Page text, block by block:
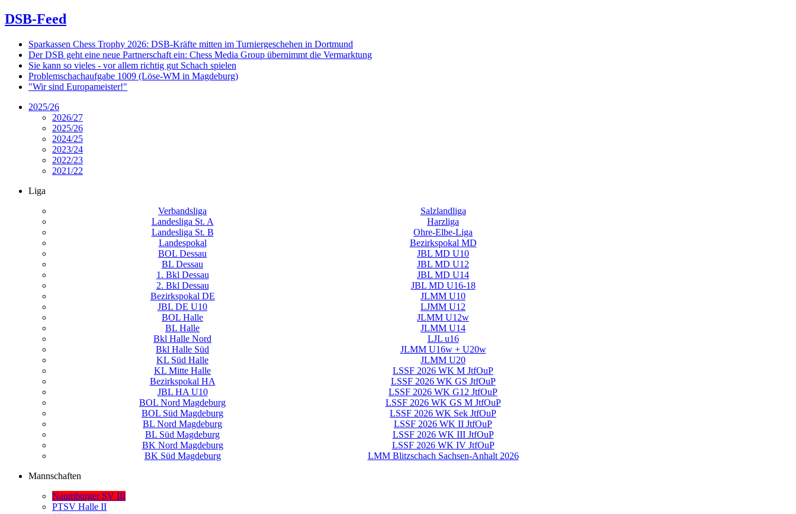
DSB-Feed
Sparkassen Chess Trophy 2026: DSB-Kräfte mitten im Turniergeschehen in Dortmund
Der DSB geht eine neue Partnerschaft ein: Chess Media Group übernimmt die Vermarktung
Sie kann so vieles - vor allem richtig gut Schach spielen
Problemschachaufgabe 1009 (Löse-WM in Magdeburg)
"Wir sind Europameister!"
2025/26
2026/27
2025/26
2024/25
2023/24
2022/23
2021/22
Liga
Verbandsliga
Salzlandliga
Landesliga St. A
Harzliga
Landesliga St. B
Ohre-Elbe-Liga
Landespokal
Bezirkspokal MD
BOL Dessau
JBL MD U10
BL Dessau
JBL MD U12
1. Bkl Dessau
JBL MD U14
2. Bkl Dessau
JBL MD U16-18
Bezirkspokal DE
JLMM U10
JBL DE U10
LJMM U12
BOL Halle
JLMM U12w
BL Halle
JLMM U14
Bkl Halle Nord
LJL u16
Bkl Halle Süd
JLMM U16w + U20w
KL Süd Halle
JLMM U20
KL Mitte Halle
LSSF 2026 WK M JtfOuP
Bezirkspokal HA
LSSF 2026 WK GS JtfOuP
JBL HA U10
LSSF 2026 WK G12 JtfOuP
BOL Nord Magdeburg
LSSF 2026 WK GS M JtfOuP
BOL Süd Magdeburg
LSSF 2026 WK Sek JtfOuP
BL Nord Magdeburg
LSSF 2026 WK II JtfOuP
BL Süd Magdeburg
LSSF 2026 WK III JtfOuP
BK Nord Magdeburg
LSSF 2026 WK IV JtfOuP
BK Süd Magdeburg
LMM Blitzschach Sachsen-Anhalt 2026
Mannschaften
Naumburger SV III
PTSV Halle II